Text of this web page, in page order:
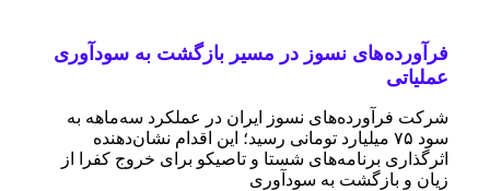
فرآورده‌های نسوز در مسیر بازگشت به سودآوری
عملیاتی
شرکت فرآورده‌های نسوز ایران در عملکرد سه‌ماهه به
سود ۷۵ میلیارد تومانی رسید؛ این اقدام نشان‌دهنده
اثرگذاری برنامه‌های شستا و تاصیکو برای خروج کفرا از
زیان و بازگشت به سودآوری